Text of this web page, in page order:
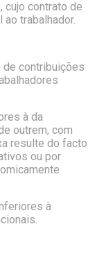
cujo contrato de
trabalhador.
de contribuições
à da
outrem, com
resulte do facto
ou por
à